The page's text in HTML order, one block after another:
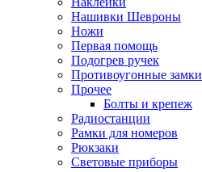
Нашивки Шевроны
Ножи
Первая помощь
Подогрев ручек
Противоугонные замки
Прочее
Болты и крепеж
Радиостанции
Рамки для номеров
Рюкзаки
Световые приборы